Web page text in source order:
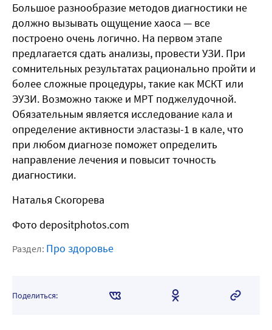
Большое разнообразие методов диагностики не
должно вызывать ощущение хаоса — все
построено очень логично. На первом этапе
предлагается сдать анализы, провести УЗИ. При
сомнительных результатах рационально пройти и
более сложные процедуры, такие как МСКТ или
ЭУЗИ. Возможно также и МРТ поджелудочной.
Обязательным является исследование кала и
определение активности эластазы-1 в кале, что
при любом диагнозе поможет определить
направление лечения и повысит точность
диагностики.
Наталья Скогорева
Фото depositphotos.com
Раздел: Про здоровье
Поделиться: